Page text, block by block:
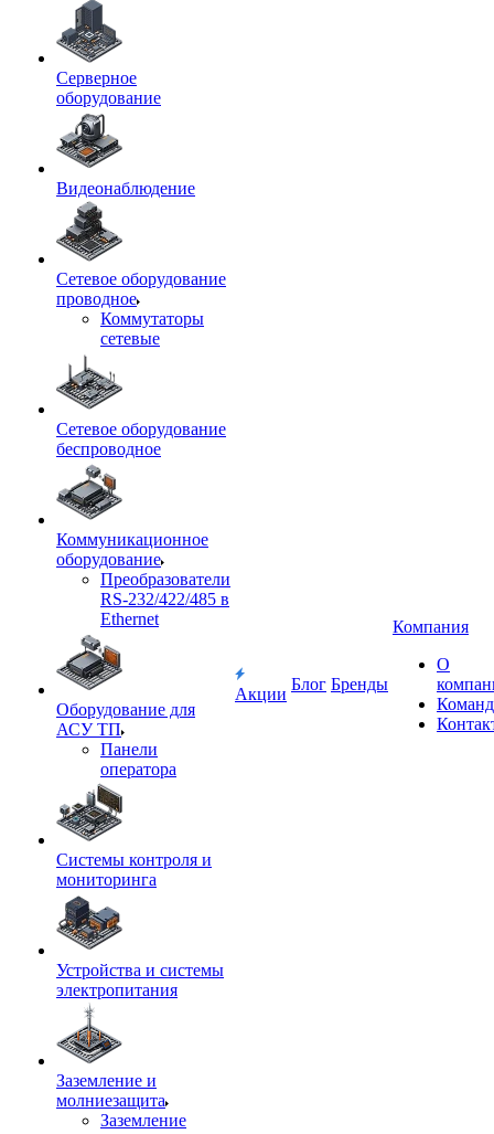
Серверное
оборудование
Видеонаблюдение
Сетевое оборудование
проводное
Коммутаторы
сетевые
Сетевое оборудование
беспроводное
Коммуникационное
оборудование
Преобразователи
RS-232/422/485 в
Ethernet
Оборудование для
АСУ ТП
Панели
оператора
Системы контроля и
мониторинга
Устройства и системы
электропитания
Заземление и
молниезащита
Заземление
Акции
Блог Бренды
Компания
О